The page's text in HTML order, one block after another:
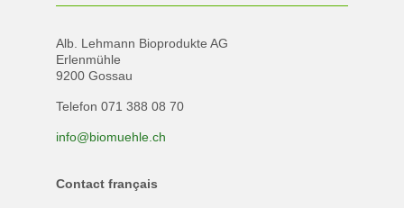
Alb. Lehmann Bioprodukte AG
Erlenmühle
9200 Gossau
Telefon 071 388 08 70
info@biomuehle.ch
Contact français